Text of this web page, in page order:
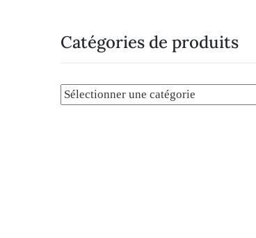
Catégories de produits